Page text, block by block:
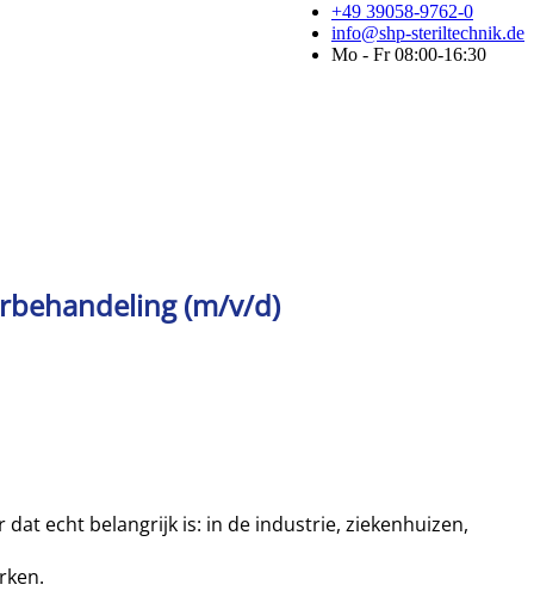
+49 39058-9762-0
info@shp-steriltechnik.de
Mo - Fr 08:00-16:30
(m/v/d)
echt belangrijk is: in de industrie, ziekenhuizen,